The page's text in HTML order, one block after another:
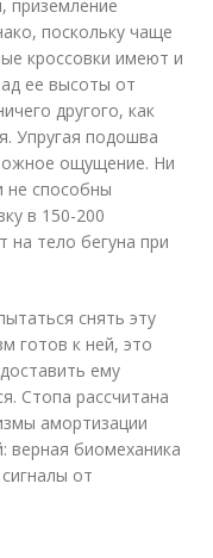
приземление
поскольку чаще
кроссовки имеют и
ее высоты от
другого, как
Упругая подошва
ощущение. Ни
не способны
в 150-200
на тело бегуна при
снять эту
готов к ней, это
ему
Стопа рассчитана
амортизации
верная биомеханика
от